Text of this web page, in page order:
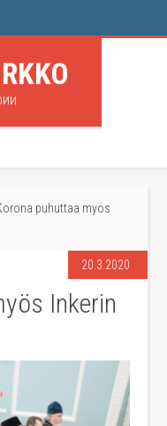
puhuttaa myös
20.3.2020
Inkerin